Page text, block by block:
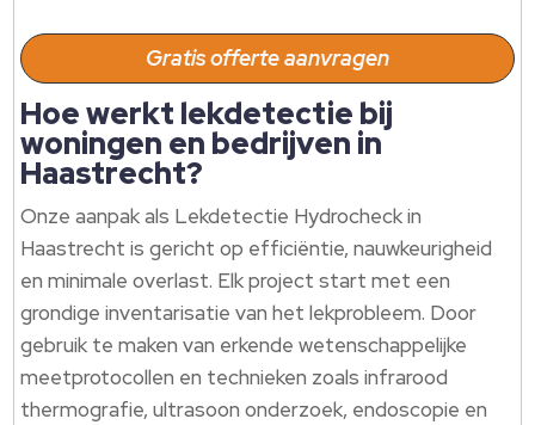
Gratis offerte aanvragen
Hoe werkt lekdetectie bij
woningen en bedrijven in
Haastrecht?
Onze aanpak als Lekdetectie Hydrocheck in
Haastrecht is gericht op efficiëntie, nauwkeurigheid
en minimale overlast.​ Elk project start met een
grondige inventarisatie van het lekprobleem.​ Door
gebruik te maken van erkende wetenschappelijke
meetprotocollen en technieken zoals infrarood
thermografie, ultrasoon onderzoek, endoscopie en